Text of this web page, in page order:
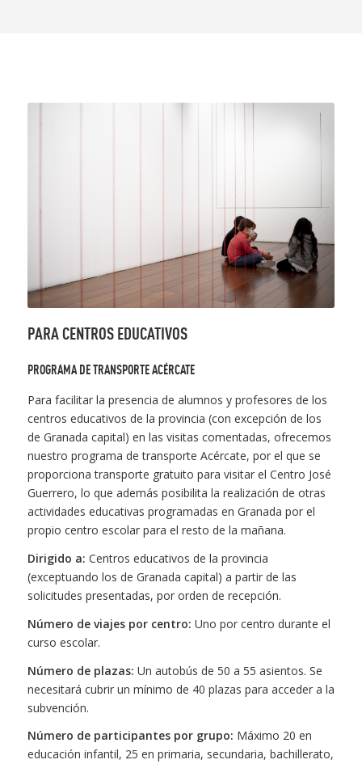
PARA CENTROS EDUCATIVOS
PROGRAMA DE TRANSPORTE ACÉRCATE
Para facilitar la presencia de alumnos y profesores de los
centros educativos de la provincia (con excepción de los
de Granada capital) en las visitas comentadas, ofrecemos
nuestro programa de transporte Acércate, por el que se
proporciona transporte gratuito para visitar el Centro José
Guerrero, lo que además posibilita la realización de otras
actividades educativas programadas en Granada por el
propio centro escolar para el resto de la mañana.
Dirigido a: Centros educativos de la provincia
(exceptuando los de Granada capital) a partir de las
solicitudes presentadas, por orden de recepción.
Número de viajes por centro: Uno por centro durante el
curso escolar.
Número de plazas: Un autobús de 50 a 55 asientos. Se
necesitará cubrir un mínimo de 40 plazas para acceder a la
subvención.
Número de participantes por grupo: Máximo 20 en
educación infantil, 25 en primaria, secundaria, bachillerato,